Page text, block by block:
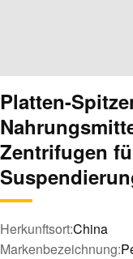
Platten-
Zentrifugen
Herkunftsort:China
Markenbezeichnung: